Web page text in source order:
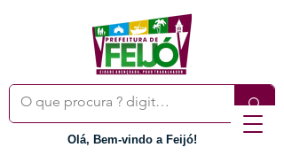
Olá, Bem-vindo a Feijó!